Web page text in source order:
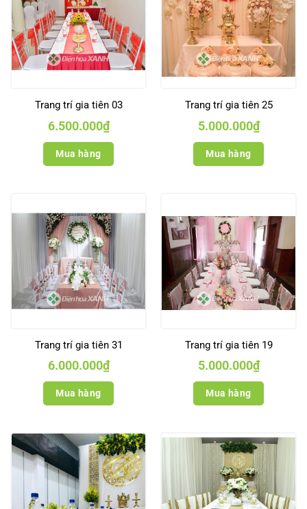
Trang trí gia tiên 03
6.500.000₫
Mua hàng
Trang trí gia tiên 25
5.000.000₫
Mua hàng
Trang trí gia tiên 31
6.000.000₫
Mua hàng
Trang trí gia tiên 19
5.000.000₫
Mua hàng